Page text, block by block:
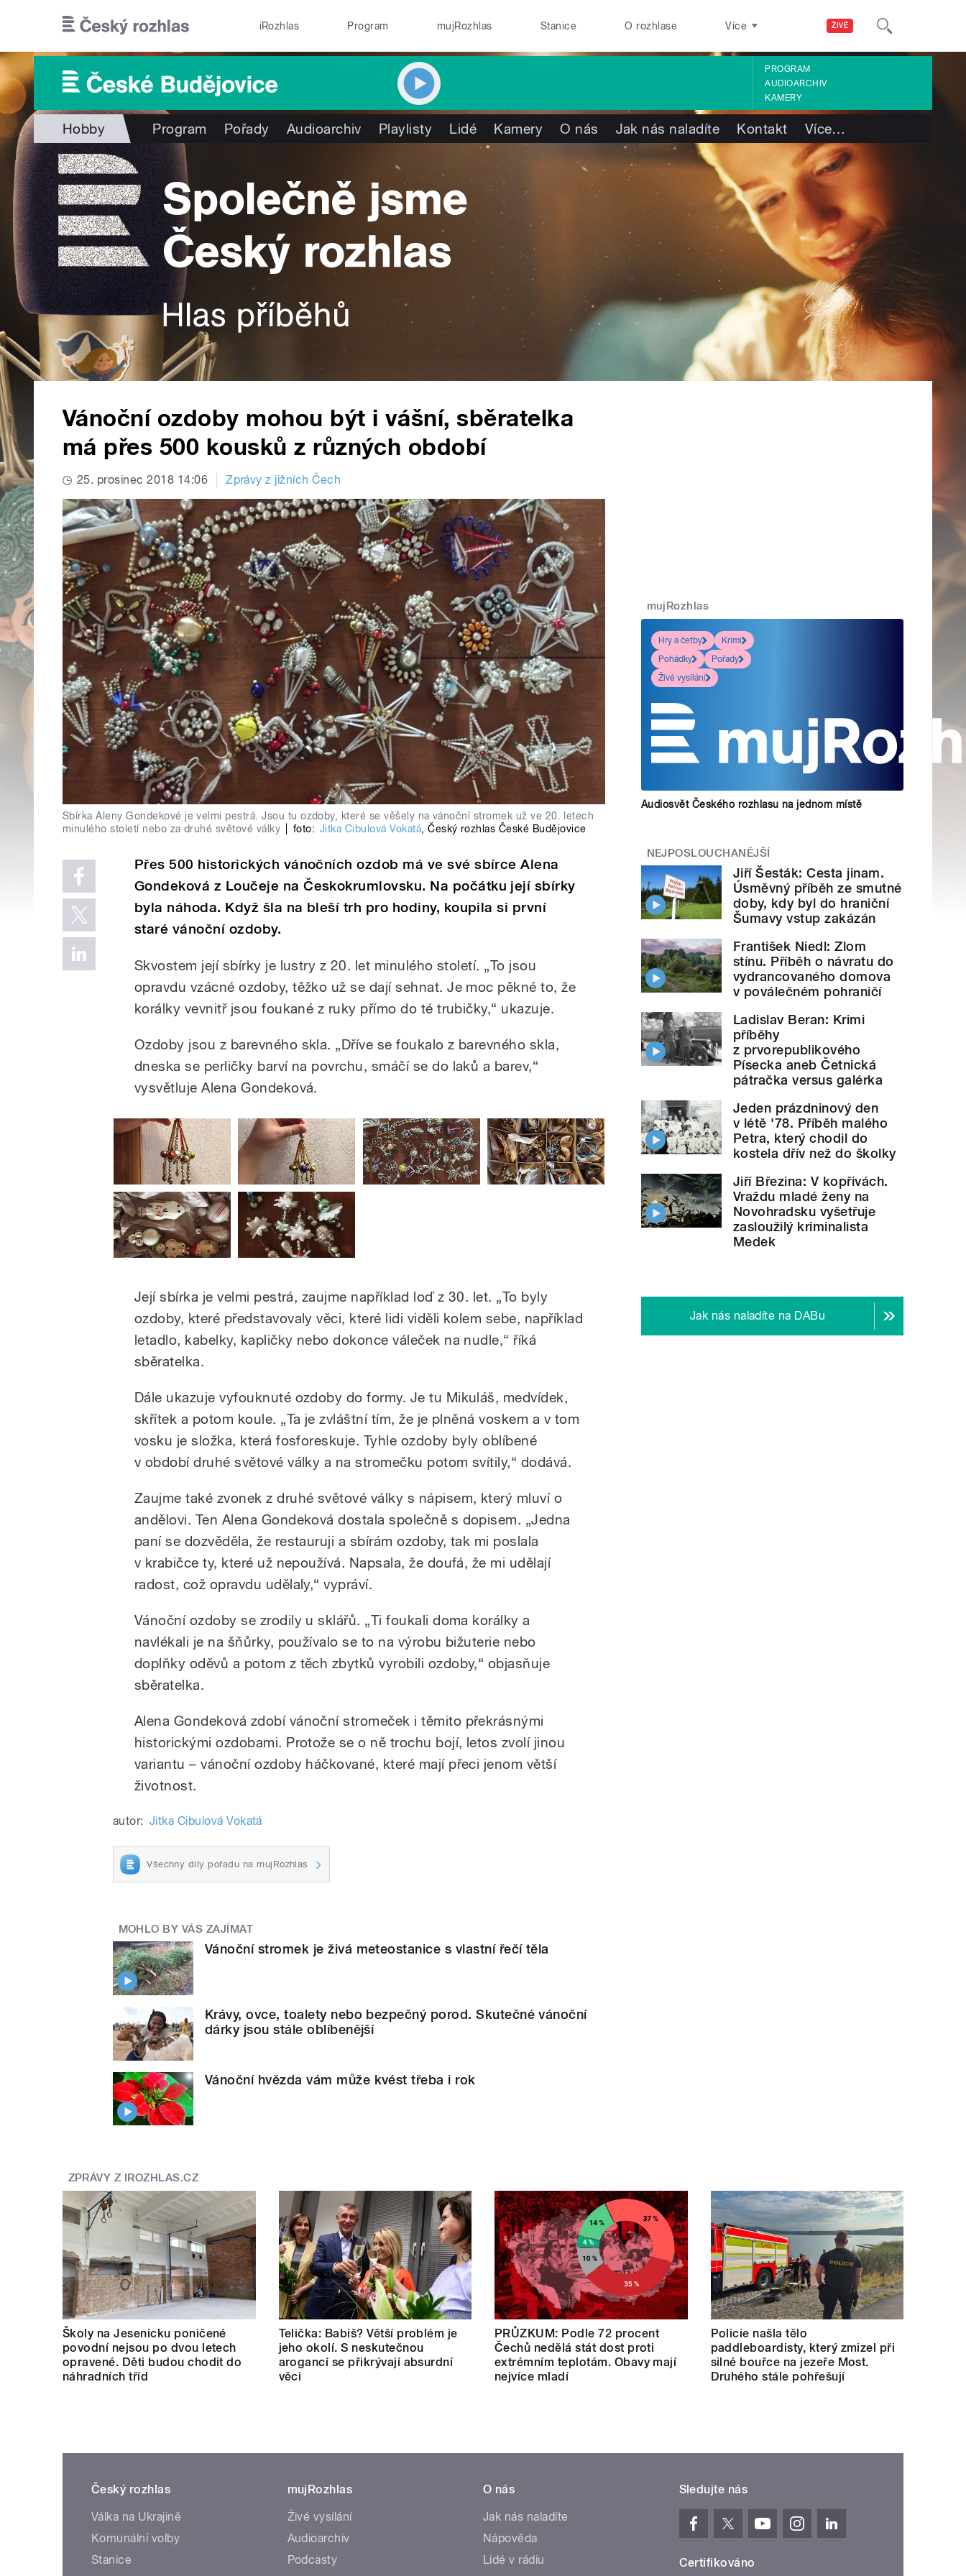
ŽIVĚ
iRozhlas Program mujRozhlas Stanice O rozhlase Více
PROGRAM
AUDIOARCHIV
KAMERY
Hobby Program Pořady Audioarchiv Playlisty Lidé Kamery O nás Jak nás naladíte Kontakt Více…
Vánoční ozdoby mohou být i vášní, sběratelka
má přes 500 kousků z různých období
25. prosinec 2018 14:06 Zprávy z jižních Čech
Sbírka Aleny Gondekové je velmi pestrá. Jsou tu ozdoby, které se věšely na vánoční stromek už ve 20. letech
minulého století nebo za druhé světové války
foto: Jitka Cibulová Vokatá,Český rozhlas České Budějovice
Přes 500 historických vánočních ozdob má ve své sbírce Alena
Gondeková z Loučeje na Českokrumlovsku. Na počátku její sbírky
byla náhoda. Když šla na bleší trh pro hodiny, koupila si první
staré vánoční ozdoby.
Skvostem její sbírky je lustry z 20. let minulého století. „To jsou
opravdu vzácné ozdoby, těžko už se dají sehnat. Je moc pěkné to, že
korálky vevnitř jsou foukané z ruky přímo do té trubičky,“ ukazuje.
Ozdoby jsou z barevného skla. „Dříve se foukalo z barevného skla,
dneska se perličky barví na povrchu, smáčí se do laků a barev,“
vysvětluje Alena Gondeková.
Její sbírka je velmi pestrá, zaujme například loď z 30. let. „To byly
ozdoby, které představovaly věci, které lidi viděli kolem sebe, například
letadlo, kabelky, kapličky nebo dokonce váleček na nudle,“ říká
sběratelka.
Dále ukazuje vyfouknuté ozdoby do formy. Je tu Mikuláš, medvídek,
skřítek a potom koule. „Ta je zvláštní tím, že je plněná voskem a v tom
vosku je složka, která fosforeskuje. Tyhle ozdoby byly oblíbené
v období druhé světové války a na stromečku potom svítily,“ dodává.
Zaujme také zvonek z druhé světové války s nápisem, který mluví o
andělovi. Ten Alena Gondeková dostala společně s dopisem. „Jedna
paní se dozvěděla, že restauruji a sbírám ozdoby, tak mi poslala
v krabičce ty, které už nepoužívá. Napsala, že doufá, že mi udělají
radost, což opravdu udělaly,“ vypráví.
Vánoční ozdoby se zrodily u sklářů. „Ti foukali doma korálky a
navlékali je na šňůrky, používalo se to na výrobu bižuterie nebo
doplňky oděvů a potom z těch zbytků vyrobili ozdoby,“ objasňuje
sběratelka.
Alena Gondeková zdobí vánoční stromeček i těmito překrásnými
historickými ozdobami. Protože se o ně trochu bojí, letos zvolí jinou
variantu – vánoční ozdoby háčkované, které mají přeci jenom větší
životnost.
autor: Jitka Cibulová Vokatá
Všechny díly pořadu na mujRozhlas
MOHLO BY VÁS ZAJÍMAT
Vánoční stromek je živá meteostanice s vlastní řečí těla
Krávy, ovce, toalety nebo bezpečný porod. Skutečné vánoční
dárky jsou stále oblíbenější
Vánoční hvězda vám může kvést třeba i rok
mujRozhlas
Hry a četby
Krimi
Pohádky
Pořady
Živé vysílání
Audiosvět Českého rozhlasu na jednom místě
NEJPOSLOUCHANĚJŠÍ
Jiří Šesták: Cesta jinam.
Úsměvný příběh ze smutné
doby, kdy byl do hraniční
Šumavy vstup zakázán
František Niedl: Zlom
stínu. Příběh o návratu do
vydrancovaného domova
v poválečném pohraničí
Ladislav Beran: Krimi
příběhy
z prvorepublikového
Písecka aneb Četnická
pátračka versus galérka
Jeden prázdninový den
v létě '78. Příběh malého
Petra, který chodil do
kostela dřív než do školky
Jiří Březina: V kopřivách.
Vraždu mladé ženy na
Novohradsku vyšetřuje
zasloužilý kriminalista
Medek
Jak nás naladíte na DABu
ZPRÁVY Z IROZHLAS.CZ
Školy na Jesenicku poničené
povodní nejsou po dvou letech
opravené. Děti budou chodit do
náhradních tříd
Telička: Babiš? Větší problém je
jeho okolí. S neskutečnou
arogancí se přikrývají absurdní
věci
PRŮZKUM: Podle 72 procent
Čechů nedělá stát dost proti
extrémním teplotám. Obavy mají
nejvíce mladí
Policie našla tělo
paddleboardisty, který zmizel při
silné bouřce na jezeře Most.
Druhého stále pohřešují
Český rozhlas
Válka na Ukrajině
Komunální volby
Stanice
mujRozhlas
Živé vysílání
Audioarchiv
Podcasty
O nás
Jak nás naladíte
Nápověda
Lidé v rádiu
Sledujte nás
Certifikováno